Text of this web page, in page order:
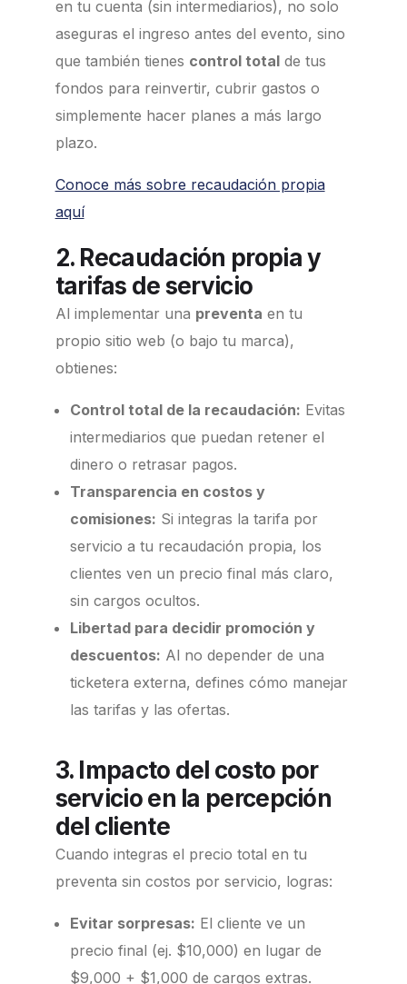
en tu cuenta (sin intermediarios), no solo
aseguras el ingreso antes del evento, sino
que también tienes control totalde tus
fondos para reinvertir, cubrir gastos o
simplemente hacer planes a más largo
plazo.
Conoce más sobre recaudación propia
aquí
2. Recaudación propia y
tarifas de servicio
Al implementar una preventa en tu
propio sitio web (o bajo tu marca),
obtienes:
Control total de la recaudación: Evitas
intermediarios que puedan retener el
dinero o retrasar pagos.
Transparencia en costos y
comisiones: Si integras la tarifa por
servicio a tu recaudación propia, los
clientes ven un precio final más claro,
sin cargos ocultos.
Libertad para decidir promoción y
descuentos: Al no depender de una
ticketera externa, defines cómo manejar
las tarifas y las ofertas.
3. Impacto del costo por
servicio en la percepción
del cliente
Cuando integras el precio total en tu
preventa sin costos por servicio, logras:
Evitar sorpresas: El cliente ve un
precio final (ej. $10,000) en lugar de
$9,000 + $1,000 de cargos extras.